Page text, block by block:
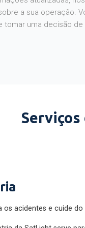
a sua operação.
tomar uma decisão
os acidentes e cuide